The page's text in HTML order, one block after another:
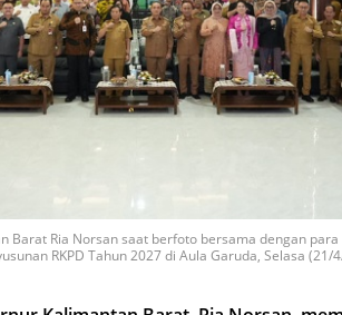
Barat Ria Norsan saat berfoto bersama dengan
RKPD Tahun 2027 di Aula Garuda, Selasa (21/